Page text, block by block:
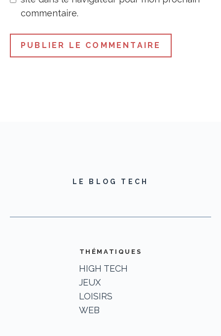
commentaire.
LE BLOG TECH
THÉMATIQUES
HIGH TECH
JEUX
LOISIRS
WEB